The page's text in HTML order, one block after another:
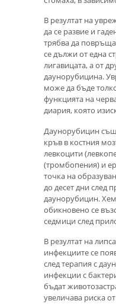
В резултат на
да се развие и
трябва да
се дължи от една
лигавицата, а от
даунорубицина.
може да бъде
функцията на
диария, която
Даунорубицин
кръв в костния
левкоцити
(тромбопения) и
точка на
до десет дни след
даунорубицин.
обикновено се
седмици след
В резултат на
инфекциите се
след терапия с
инфекции с
бъдат
увеличава риска